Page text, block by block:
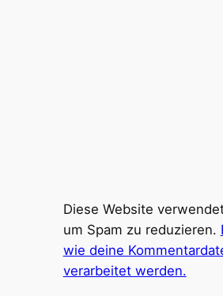
Diese Website
um Spam zu reduzieren.
wie deine
verarbeitet werden.